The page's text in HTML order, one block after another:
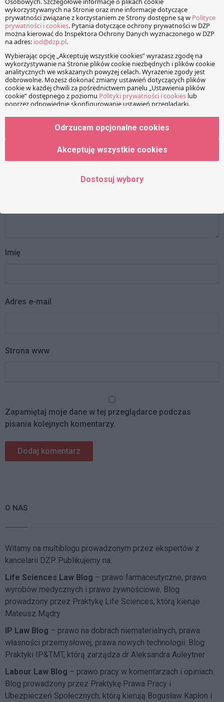
wniesienia własnej…
wartość nominalna wkład neipienieżny
KOMENTARZE
Twój adres e-mail nie zostanie opublikowany. Wymagane
pola są oznaczone*
Imię
Adres e-mail
Strona www
Zapamiętaj moje dane w tej przeglądarce podczas
pisania kolejnych komentarzy.
O NAS
Witamy na multiblogu prowadzonym przez ekspertów z
kancelarii DZP. Publikujemy na:
Life Sciences Law Blog – prawo farmaceutyczne, prawo
wyrobów medycznych i prawo żywnościowe. Blog
prowadzony przez Praktykę Life Sciences, którą kieruje
Mateusz Mądry
IP Law Blog – prawo na dobrach niematerialnych, prawa
własności przemysłowej, prawa nowych technologii. Blog
Praktyki IP&TMT, którą zarządza dr Aleksandra Auleytner
Labour Law Blog – prawo pracy w komentarzach i opiniach.
Blog prowadzony przez Praktykę Prawa Pracy i
Ubezpieczeń Społecznych, którą kierują Bogusław Kapłon i
Odrzucam opcjonalne cookies
Akceptuję wszystkie cookies
Dostosuj wybory